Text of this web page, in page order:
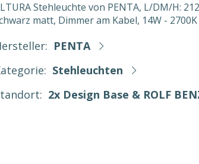
Stehleuchte von PENTA, L/DM/H:
matt, Dimmer am Kabel, 14W -
PENTA
Stehleuchten
2x Design Base & ROLF